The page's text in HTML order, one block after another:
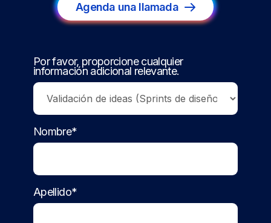
Agenda una llamada
Por favor, proporcione cualquier
información adicional relevante.
Nombre*
Apellido*